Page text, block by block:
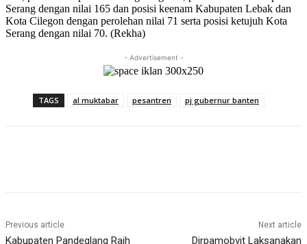
Serang dengan nilai 165 dan posisi keenam Kabupaten Lebak dan
Kota Cilegon dengan perolehan nilai 71 serta posisi ketujuh Kota
Serang dengan nilai 70. (Rekha)
- Advertisement -
TAGS al muktabar pesantren pj gubernur banten
Previous article
Kabupaten Pandeglang Raih
Next article
Dirpamobvit Laksanakan